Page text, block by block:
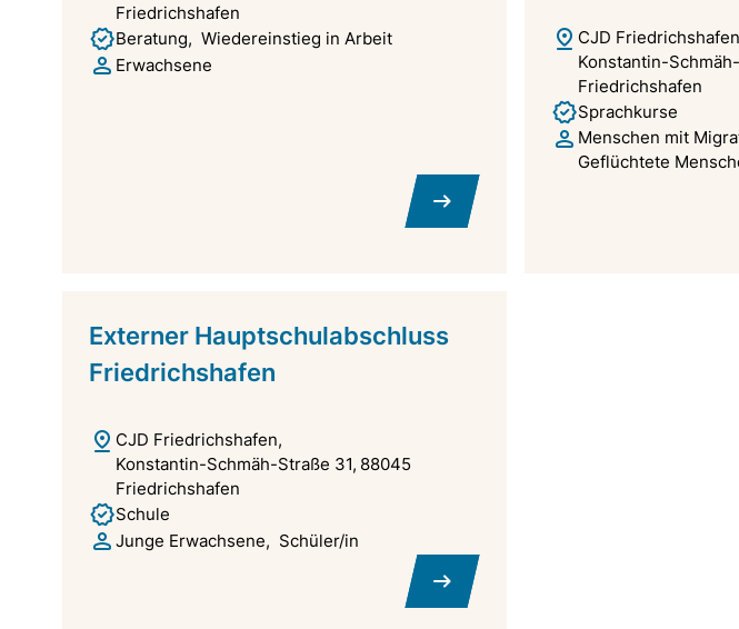
Friedrichshafen
Beratung
Wiedereinstieg in Arbeit
Erwachsene
CJD Friedrichshafen
Konstantin-
Friedrichshafen
Sprachkurse
Menschen mit
Geflüchtete
Externer Hauptschulabschluss
Friedrichshafen
CJD Friedrichshafen
Konstantin-Schmäh-Straße 31 88045
Friedrichshafen
Schule
Junge Erwachsene
Schüler/in